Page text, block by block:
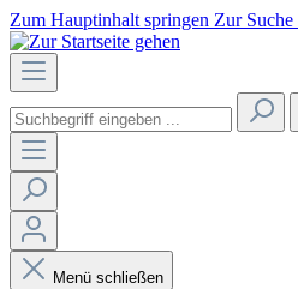
Zum Hauptinhalt springen Zur Suche
Menü schließen